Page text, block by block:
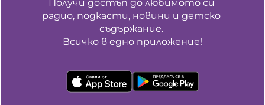
Получи достъп до любимото си
радио, подкасти, новини и детско
съдържание.
Всичко в едно приложение!